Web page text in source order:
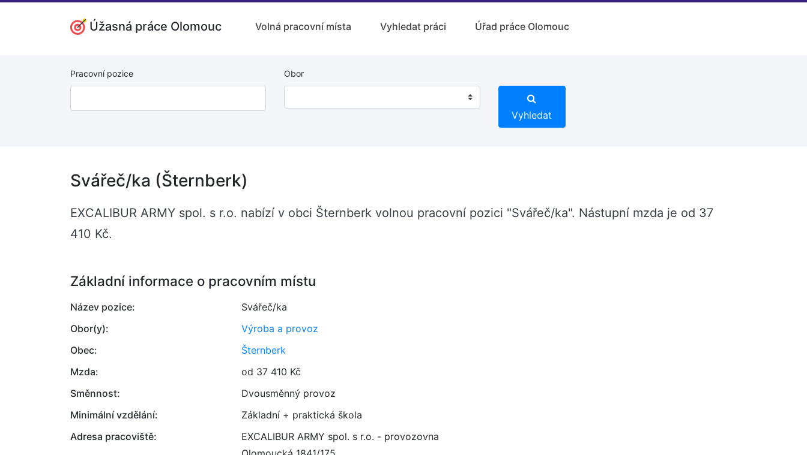
Úžasná práce Olomouc Volná pracovní místa Vyhledat práci Úřad práce Olomouc
Pracovní pozice Obor
Vyhledat
Svářeč/ka (Šternberk)
EXCALIBUR ARMY spol. s r.o. nabízí v obci Šternberk volnou pracovní pozici "Svářeč/ka". Nástupní mzda je od 37
410 Kč.
Základní informace o pracovním místu
Název pozice:
Svářeč/ka
Obor(y):
Výroba a provoz
Obec:
Šternberk
Mzda:
od 37 410 Kč
Směnnost:
Dvousměnný provoz
Minimální vzdělání:
Základní + praktická škola
Adresa pracoviště:
EXCALIBUR ARMY spol. s r.o. - provozovna